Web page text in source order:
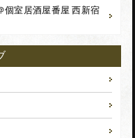
個室居酒屋番屋 西新宿